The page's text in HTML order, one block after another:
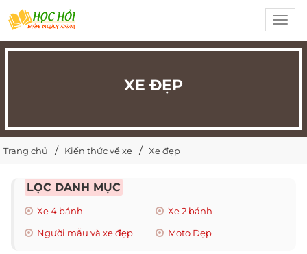
XE ĐẸP
Trang chủ Kiến thức về xe Xe đẹp
LỌC DANH MỤC
Xe 4 bánh
Xe 2 bánh
Người mẫu và xe đẹp
Moto Đẹp